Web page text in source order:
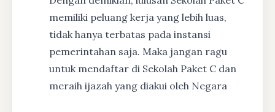
memiliki peluang kerja yang lebih luas,
tidak hanya terbatas pada instansi
pemerintahan saja. Maka jangan ragu
untuk mendaftar di Sekolah Paket C dan
meraih ijazah yang diakui oleh Negara